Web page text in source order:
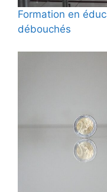
Formation en
débouchés